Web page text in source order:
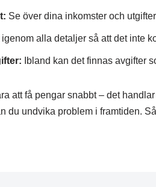
Se över dina inkomster och
igenom alla detaljer så att det inte
Ibland kan det finnas avgifter
att få pengar snabbt – det
du undvika problem i framtiden.